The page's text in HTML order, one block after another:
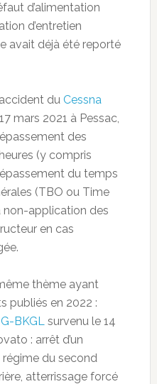
d’alimentation
d’entretien
avait déjà été reporté
du Cessna
mars 2021 à Pessac,
des
(y compris
du temps
(TBO ou Time
non-application des
en cas
thème ayant
publiés en 2022 :
BKGLsurvenu le 14
: arrêt d’un
du second
atterrissage forcé